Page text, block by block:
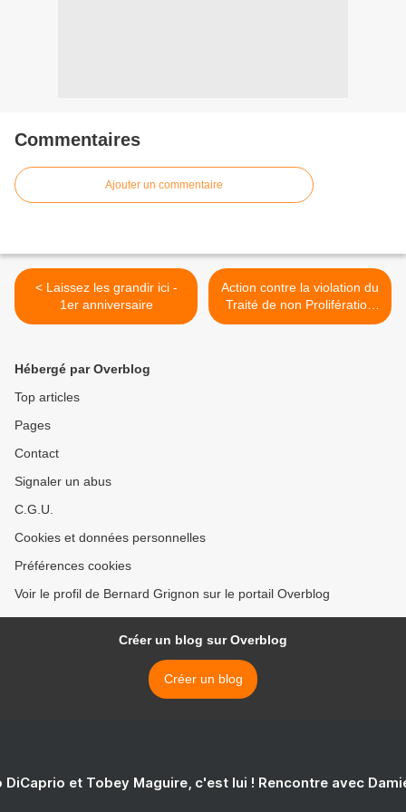
Commentaires
Ajouter un commentaire
< Laissez les grandir ici -
1er anniversaire
Action contre la violation du
Traité de non Prolifération
nucléaire par la France >
Hébergé par Overblog
Top articles
Pages
Contact
Signaler un abus
C.G.U.
Cookies et données personnelles
Préférences cookies
Voir le profil de Bernard Grignon sur le portail Overblog
Créer un blog sur Overblog
Créer un blog
DiCaprio et Tobey Maguire, c'est lui ! Rencontre avec